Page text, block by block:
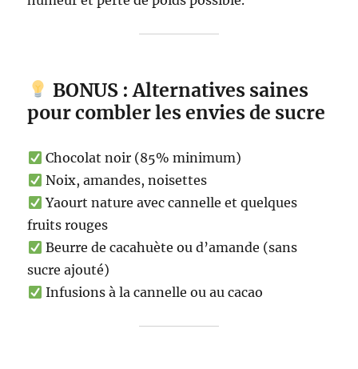
BONUS : Alternatives saines
pour combler les envies de sucre
Chocolat noir (85% minimum)
Noix, amandes, noisettes
Yaourt nature avec cannelle et quelques
fruits rouges
Beurre de cacahuète ou d’amande (sans
sucre ajouté)
Infusions à la cannelle ou au cacao